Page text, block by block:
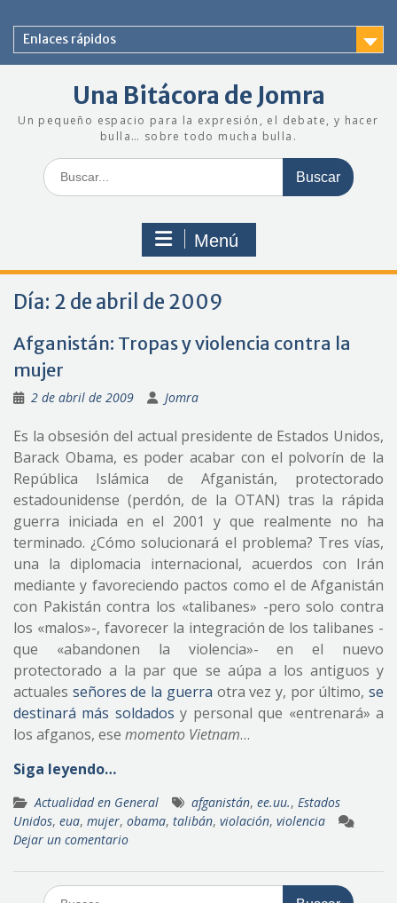
contenido
Enlaces rápidos
Una Bitácora de Jomra
Un pequeño espacio para la expresión, el debate, y hacer
bulla… sobre todo mucha bulla.
Buscar:
Menú
Día: 2 de abril de 2009
Afganistán: Tropas y violencia contra la
mujer
2 de abril de 2009 Jomra
Es la obsesión del actual presidente de Estados Unidos,
Barack Obama, es poder acabar con el polvorín de la
República Islámica de Afganistán, protectorado
estadounidense (perdón, de la OTAN) tras la rápida
guerra iniciada en el 2001 y que realmente no ha
terminado. ¿Cómo solucionará el problema? Tres vías,
una la diplomacia internacional, acuerdos con Irán
mediante y favoreciendo pactos como el de Afganistán
con Pakistán contra los «talibanes» -pero solo contra
los «malos»-, favorecer la integración de los talibanes -
que «abandonen la violencia»- en el nuevo
protectorado a la par que se aúpa a los antiguos y
actuales señores de la guerra otra vez y, por último,se
destinará más soldados y personal que «entrenará» a
los afganos, ese momento Vietnam…
Siga leyendo…
Actualidad en General afganistán, ee.uu., Estados
Unidos, eua, mujer, obama, talibán, violación, violencia
Dejar un comentario
Buscar: